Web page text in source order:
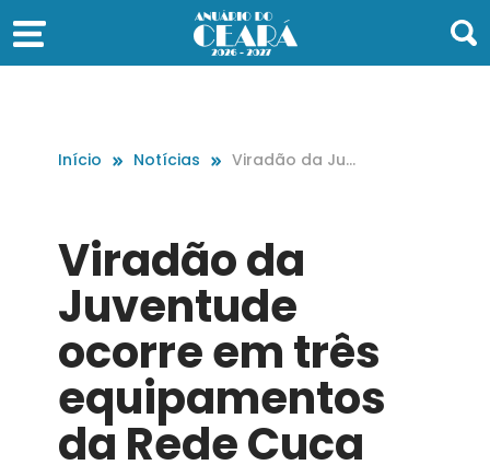
Início Notícias
Viradão da Juv
e Cuca
Viradão da
Juventude
ocorre em três
equipamentos
da Rede Cuca